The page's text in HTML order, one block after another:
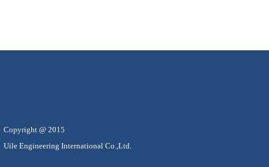
Copyright @ 2015
Uile Engineering International Co.,Ltd.